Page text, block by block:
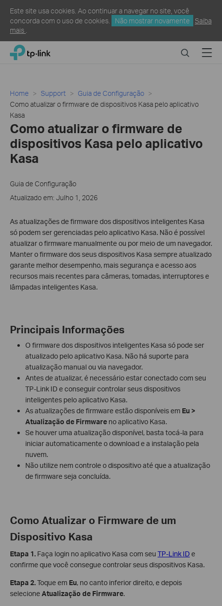
Este site usa cookies. Ao continuar a navegar no site, você
concorda com o uso de cookies.
Não mostrar novamente
Saiba
mais
Click
navigation
TP-Link, Reliably Smart SearchMenu
Home Support
Guia de Configuração
Como atualizar o firmware de dispositivos Kasa pelo aplicativo
Kasa
Como atualizar o firmware de
dispositivos Kasa pelo aplicativo
Kasa
Guia de Configuração
Atualizado em: Julho 1, 2026
As atualizações de firmware dos dispositivos inteligentes Kasa
só podem ser gerenciadas pelo aplicativo Kasa. Não é possível
atualizar o firmware manualmente ou por meio de um navegador.
Manter o firmware dos seus dispositivos Kasa sempre atualizado
garante melhor desempenho, mais segurança e acesso aos
recursos mais recentes para câmeras, tomadas, interruptores e
lâmpadas inteligentes Kasa.
Principais Informações
O firmware dos dispositivos inteligentes Kasa só pode ser
atualizado pelo aplicativo Kasa. Não há suporte para
atualização manual ou via navegador.
Antes de atualizar, é necessário estar conectado com seu
TP-Link ID e conseguir controlar seus dispositivos
inteligentes pelo aplicativo Kasa.
As atualizações de firmware estão disponíveis em Eu >
Atualização de Firmwareno aplicativo Kasa.
Se houver uma atualização disponível, basta tocá-la para
iniciar automaticamente o download e a instalação pela
nuvem.
Não utilize nem controle o dispositivo até que a atualização
de firmware seja concluída.
Como Atualizar o Firmware de um
Dispositivo Kasa
Etapa 1. Faça login no aplicativo Kasa com seu TP-Link IDe
confirme que você consegue controlar seus dispositivos Kasa.
Etapa 2.Toque em Eu, no canto inferior direito, e depois
selecioneAtualização de Firmware.